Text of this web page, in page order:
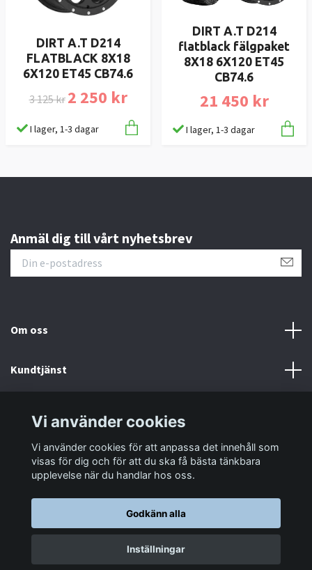
DIRT A.T D214
FLATBLACK 8X18
6X120 ET45 CB74.6
3 125 kr 2 250 kr
I lager, 1-3 dagar
DIRT A.T D214
flatblack fälgpaket
8X18 6X120 ET45
CB74.6
21 450 kr
I lager, 1-3 dagar
Anmäl dig till vårt nyhetsbrev
Om oss
Kundtjänst
Sociala medier
© 2026 LastaTungt.se
Vi använder cookies
Vi använder cookies för att anpassa det innehåll som
visas för dig och för att du ska få bästa tänkbara
upplevelse när du handlar hos oss.
Godkänn alla
Inställningar